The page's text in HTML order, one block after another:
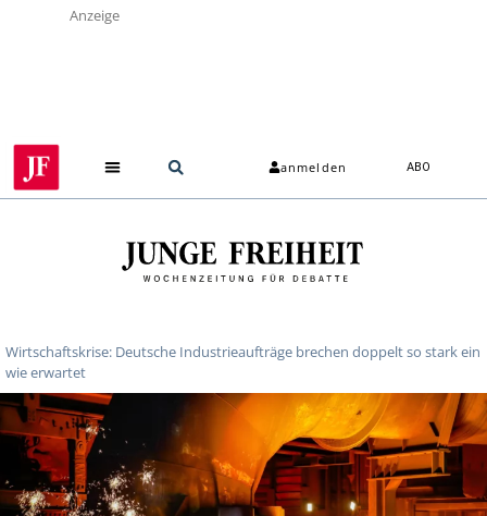
Anzeige
anmelden ABO
Wirtschaftskrise: Deutsche Industrieaufträge brechen doppelt so stark ein
wie erwartet